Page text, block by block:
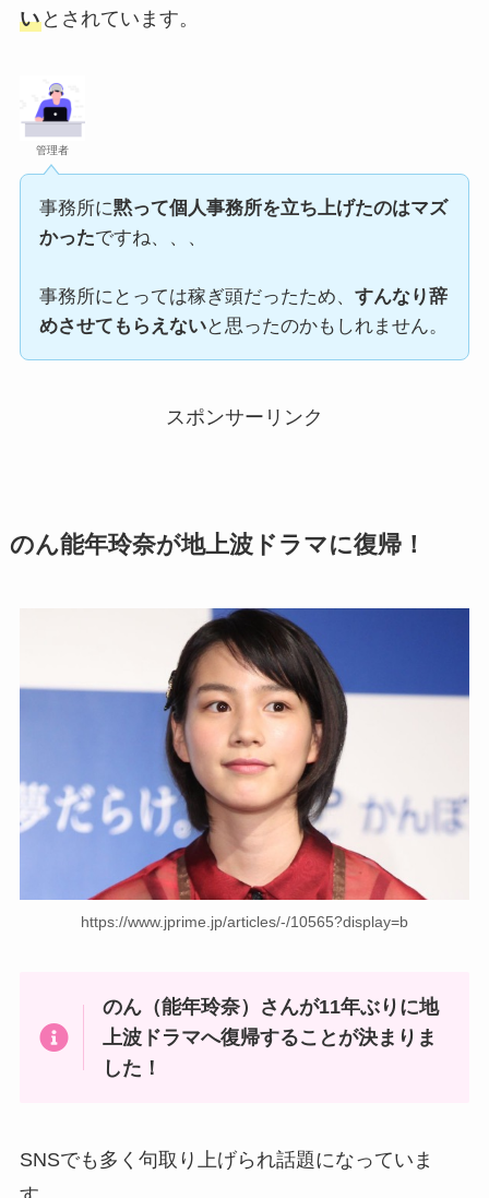
いとされています。
管理者
事務所に黙って個人事務所を立ち上げたのはマズ
かったですね、、、
事務所にとっては稼ぎ頭だったため、 すんなり辞
めさせてもらえないと思ったのかもしれません。
スポンサーリンク
のん能年玲奈が地上波ドラマに復帰！
https://www.jprime.jp/articles/-/10565?display=b
のん（能年玲奈）さんが11年ぶりに地
上波ドラマへ復帰することが決まりま
した！
SNSでも多く句取り上げられ話題になっていま